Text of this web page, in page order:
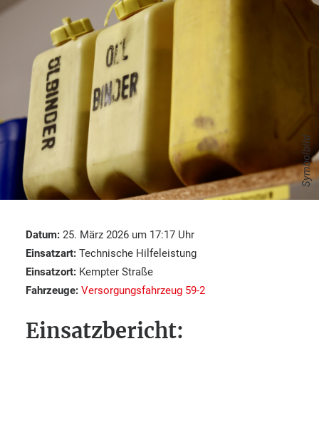
Suche
Symbolbild
Datum: 25. März 2026 um 17:17 Uhr
Einsatzart: Technische Hilfeleistung
Einsatzort: Kempter Straße
Fahrzeuge: Versorgungsfahrzeug 59-2
Einsatzbericht: